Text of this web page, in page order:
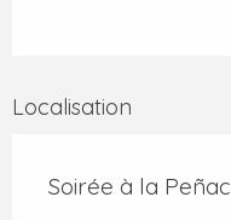
Localisation
Soirée à la Peñac